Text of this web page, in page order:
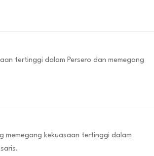
tertinggi dalam Persero dan memegang
memegang kekuasaan tertinggi dalam